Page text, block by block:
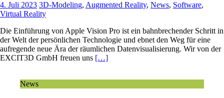
4. Juli 2023 3D-Modeling, Augmented Reality, News, Software,
Virtual Reality
Die Einführung von Apple Vision Pro ist ein bahnbrechender Schritt in
der Welt der persönlichen Technologie und ebnet den Weg für eine
aufregende neue Ära der räumlichen Datenvisualisierung. Wir von der
EXCIT3D GmbH freuen uns […]
News